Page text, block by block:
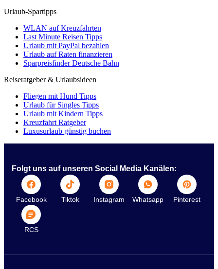
Urlaub-Spartipps
WLAN auf Kreuzfahrten
Last Minute Reisen Tipps
Urlaub mit PayPal bezahlen
Urlaub auf Raten finanzieren
Sparpreisfinder Deutsche Bahn
Reiseratgeber & Urlaubsideen
Fliegen mit Hund Tipps
Urlaub für Singles Tipps
Urlaub mit Kindern Tipps
Kreuzfahrt Ratgeber
Luxusurlaub günstig buchen